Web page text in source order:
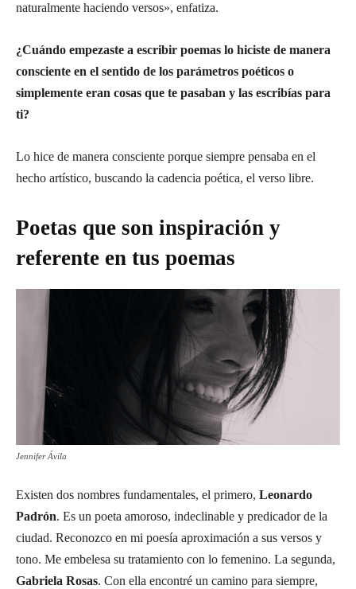
naturalmente haciendo versos», enfatiza.
¿Cuándo empezaste a escribir poemas lo hiciste de manera
consciente en el sentido de los parámetros poéticos o
simplemente eran cosas que te pasaban y las escribías para
ti?
Lo hice de manera consciente porque siempre pensaba en el
hecho artístico, buscando la cadencia poética, el verso libre.
Poetas que son inspiración y
referente en tus poemas
Jennifer Ávila
Existen dos nombres fundamentales, el primero, Leonardo
Padrón. Es un poeta amoroso, indeclinable y predicador de la
ciudad. Reconozco en mi poesía aproximación a sus versos y
tono. Me embelesa su tratamiento con lo femenino. La segunda,
Gabriela Rosas. Con ella encontré un camino para siempre,